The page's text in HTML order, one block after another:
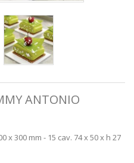
ANTONIO
x 300 mm - 15 cav. 74 x 50 x h 27